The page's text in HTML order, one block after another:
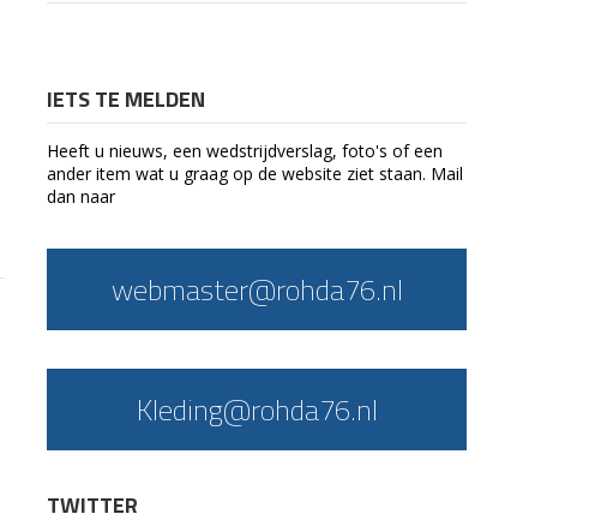
IETS TE MELDEN
Heeft u nieuws, een wedstrijdverslag, foto's of een
ander item wat u graag op de website ziet staan. Mail
dan naar
webmaster@rohda76.nl
Kleding@rohda76.nl
TWITTER